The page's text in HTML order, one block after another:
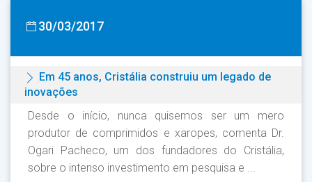
30/03/2017
Em 45 anos, Cristália construiu um legado de
inovações
Desde o início, nunca quisemos ser um mero
produtor de comprimidos e xaropes, comenta Dr.
Ogari Pacheco, um dos fundadores do Cristália,
sobre o intenso investimento em pesquisa e ...